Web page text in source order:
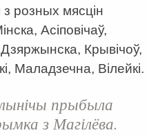
з розных мясцін
Асіповічаў,
Крывічоў,
Маладзечна, Вілейкі.
прыбыла
з Магілёва.